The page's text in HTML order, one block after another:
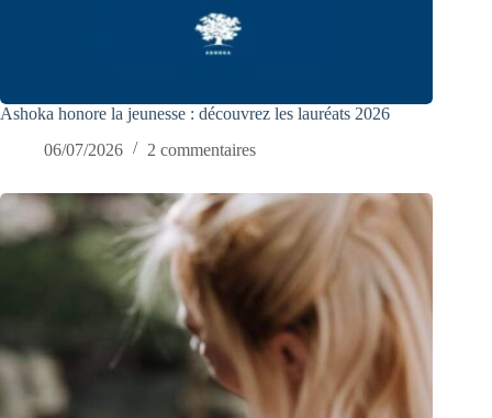
Ashoka honore la jeunesse : découvrez les lauréats 2026
06/07/2026
2 commentaires